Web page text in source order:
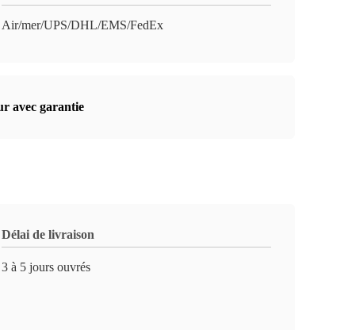
Air/mer/UPS/DHL/EMS/FedEx
avec garantie
Délai de livraison
3 à 5 jours ouvrés